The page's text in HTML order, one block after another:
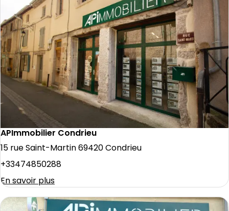
APImmobilier Condrieu
15 rue Saint-Martin 69420 Condrieu
+33474850288
En savoir plus